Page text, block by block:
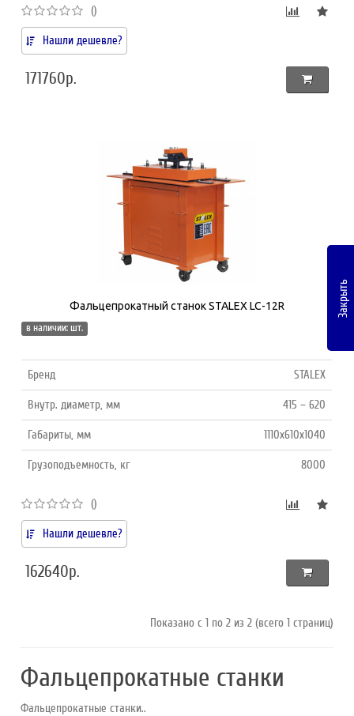
()
Нашли дешевле?
171760р.
Фальцепрокатный станок STALEX LC-12R
в наличии: шт.
Бренд STALEX
Внутр. диаметр, мм 415 – 620
Габариты, мм 1110x610x1040
Грузоподъемность, кг 8000
()
Нашли дешевле?
162640р.
Показано с 1 по 2 из 2 (всего 1 страниц)
Фальцепрокатные станки
Фальцепрокатные станки..
Закрыть